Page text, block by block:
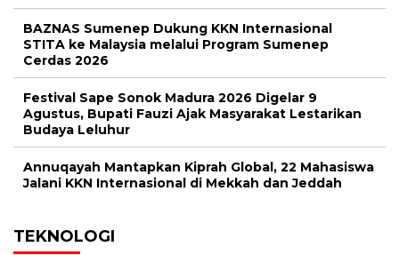
BAZNAS Sumenep Dukung KKN Internasional
STITA ke Malaysia melalui Program Sumenep
Cerdas 2026
Festival Sape Sonok Madura 2026 Digelar 9
Agustus, Bupati Fauzi Ajak Masyarakat Lestarikan
Budaya Leluhur
Annuqayah Mantapkan Kiprah Global, 22 Mahasiswa
Jalani KKN Internasional di Mekkah dan Jeddah
TEKNOLOGI